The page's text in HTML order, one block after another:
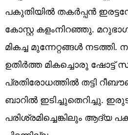
പകുതിയില്‍ തകര്‍പ്പന്‍
കോസ്റ്റ കളംനിറഞ്ഞു.
മികച്ച മുന്നേറ്റങ്ങള്‍
ഉതിര്‍ത്ത മികച്ചൊരു ഷോട്ട്
പ്രതിരോധത്തില്‍ തട്ടി
ബാറില്‍ ഇടിച്ചുതെറിച്ചു.
പരിശ്രമിച്ചെങ്കിലും ആദ്യ